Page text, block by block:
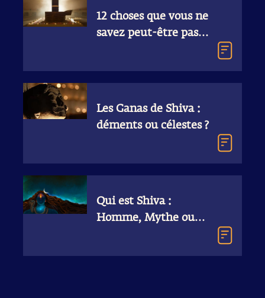
12 choses que vous ne
savez peut-être pas
Les Ganas de Shiva :
déments ou célestes ?
Qui est Shiva :
Homme, Mythe ou